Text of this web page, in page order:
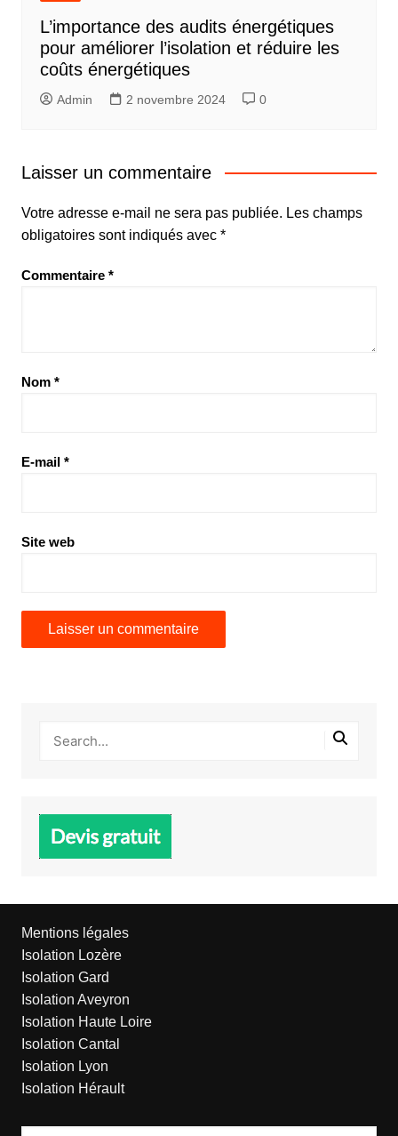
L’importance des audits énergétiques
pour améliorer l’isolation et réduire les
coûts énergétiques
Admin 2 novembre 2024 0
Laisser un commentaire
Votre adresse e-mail ne sera pas publiée. Les champs
obligatoires sont indiqués avec *
Commentaire *
Nom *
E-mail *
Site web
Mentions légales
Isolation Lozère
Isolation Gard
Isolation Aveyron
Isolation Haute Loire
Isolation Cantal
Isolation Lyon
Isolation Hérault